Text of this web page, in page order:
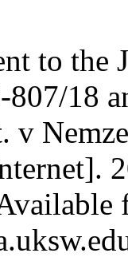
to
807/18
v